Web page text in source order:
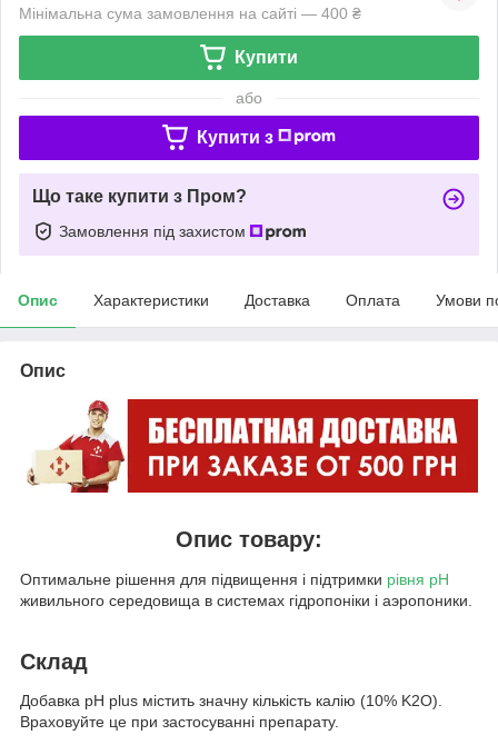
Мінімальна сума замовлення на сайті — 400 ₴
Купити
або
Купити з
Що таке купити з Пром?
Замовлення під захистом
Опис Характеристики Доставка Оплата Умови
Опис
Опис товару:
Оптимальне рішення для підвищення і підтримки рівня рН
живильного середовища в системах гідропоніки і аэропоники.
Склад
Добавка pH plus містить значну кількість калію (10% K2O).
Враховуйте це при застосуванні препарату.